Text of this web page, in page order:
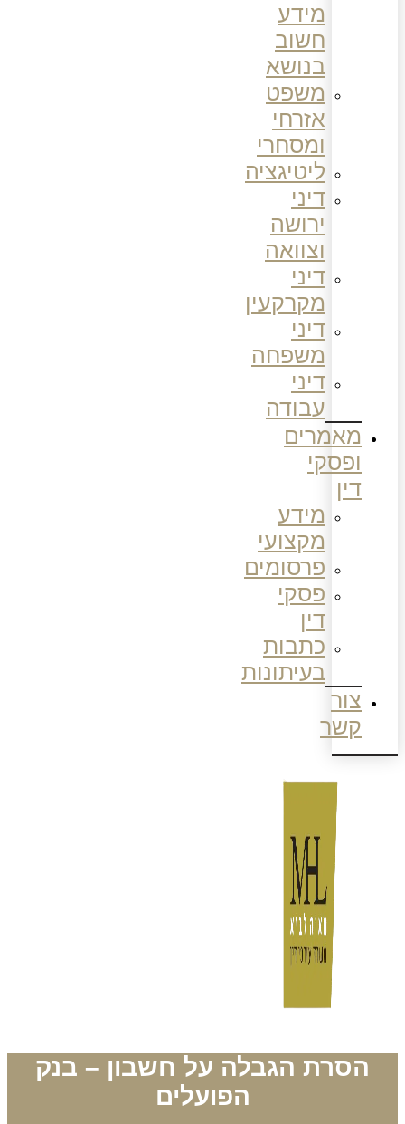
מידע
חשוב
בנושא
משפט
אזרחי
ומסחרי
ליטיגציה
דיני
ירושה
וצוואה
דיני
מקרקעין
דיני
משפחה
דיני
עבודה
מאמרים
ופסקי
דין
מידע
מקצועי
פרסומים
פסקי
דין
כתבות
בעיתונות
צור
קשר
הסרת הגבלה על חשבון – בנק
הפועלים